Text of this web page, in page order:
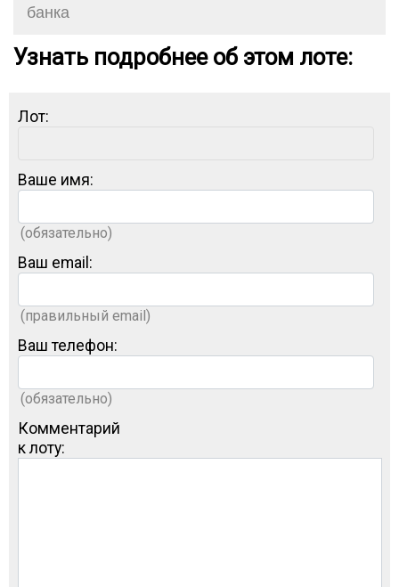
банка
Узнать подробнее об этом лоте:
Лот:
Ваше имя:
(обязательно)
Ваш email:
(правильный email)
Ваш телефон:
(обязательно)
Комментарий
к лоту: